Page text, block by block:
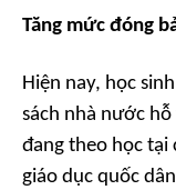
Tăng mức đóng
Hiện nay, học
sách nhà nước
đang theo học tại
giáo dục quốc